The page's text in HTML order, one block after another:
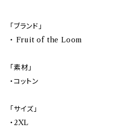
「ブランド」
・ Fruit of the Loom
「素材」
・コットン
「サイズ」
・2XL